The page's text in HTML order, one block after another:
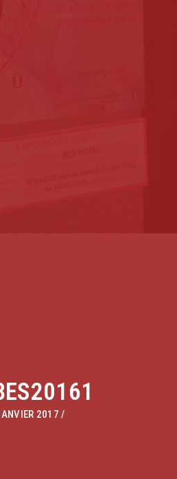
2017 /